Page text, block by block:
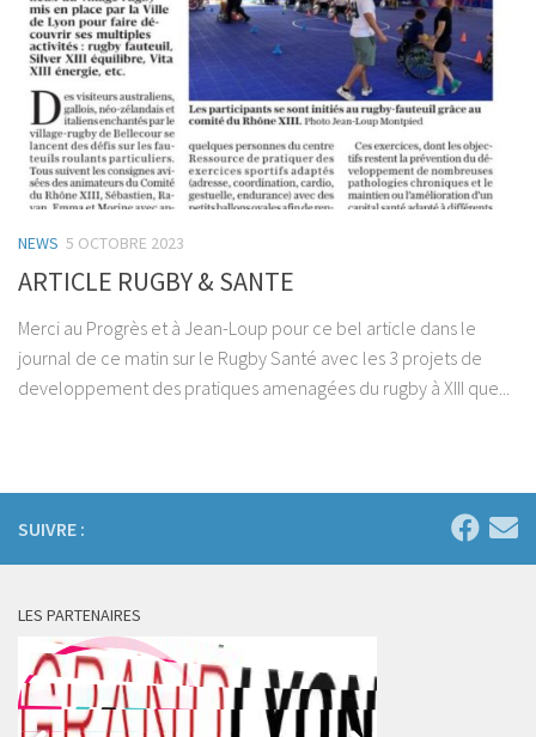
NEWS 5 OCTOBRE 2023
ARTICLE RUGBY & SANTE
Merci au Progrès et à Jean-Loup pour ce bel article dans le
journal de ce matin sur le Rugby Santé avec les 3 projets de
developpement des pratiques amenagées du rugby à XIII que...
SUIVRE :
LES PARTENAIRES